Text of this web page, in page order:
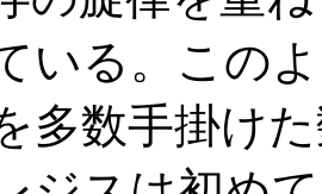
いる。この
多数手掛け